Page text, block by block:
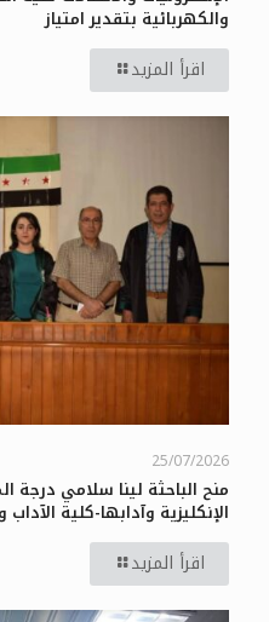
والكهربائية بتقدير امتياز
اقرأ المزيد
25/07/2026
منح الباحثة لينا سلامي درجة
الإنكليزية وآدابها-كلية
اقرأ المزيد